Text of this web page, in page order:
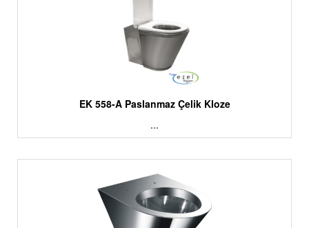
EK 558-A Paslanmaz Çelik Kloze
...